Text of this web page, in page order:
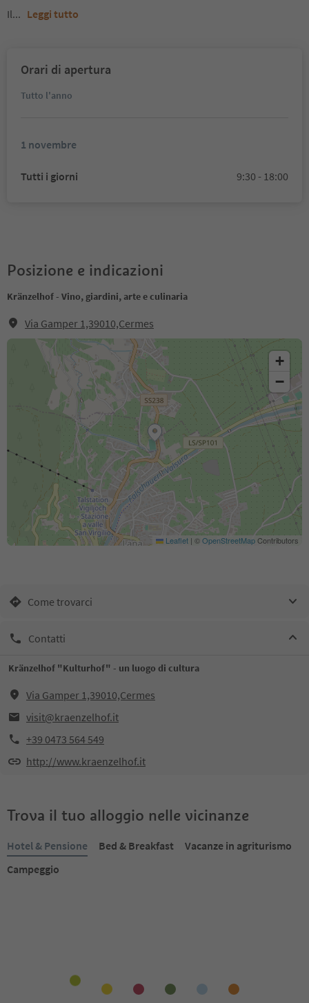
Il... Leggi tutto
Orari di apertura
Tutto l'anno
1 novembre
Tutti i giorni 9:30 - 18:00
Posizione e indicazioni
Kränzelhof - Vino, giardini, arte e culinaria
Via Gamper 1,39010,Cermes
+
−
Leaflet | ©OpenStreetMapContributors
Come trovarci
Contatti
Kränzelhof "Kulturhof" - un luogo di cultura
Via Gamper 1,39010,Cermes
visit@kraenzelhof.it
+39 0473 564 549
http://www.kraenzelhof.it
Trova il tuo alloggio nelle vicinanze
Hotel & Pensione Bed & Breakfast
Vacanze in agriturismo
Campeggio